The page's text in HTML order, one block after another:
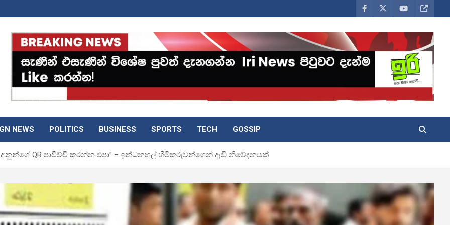
NEWS POLITICS BUSINESS SPORTS TECH GOSSIP
QR පාවිච්චි කරන්න එපා” – ඉන්ධනහල් හිමිකරුවන්ගෙන් දැඩි නිවේදනයක්